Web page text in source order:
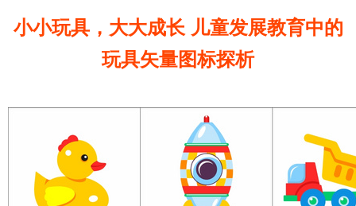
小小玩具，大大成长 儿童发展教育中的
玩具矢量图标探析